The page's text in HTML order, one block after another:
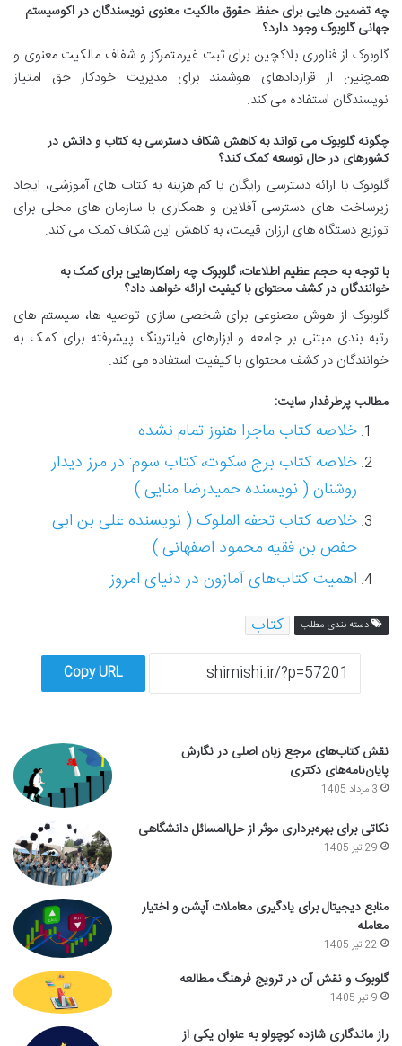
چه تضمین هایی برای حفظ حقوق مالکیت معنوی نویسندگان در اکوسیستم
جهانی گلوبوک وجود دارد؟
گلوبوک از فناوری بلاکچین برای ثبت غیرمتمرکز و شفاف مالکیت معنوی و
همچنین از قراردادهای هوشمند برای مدیریت خودکار حق امتیاز
نویسندگان استفاده می کند.
چگونه گلوبوک می تواند به کاهش شکاف دسترسی به کتاب و دانش در
کشورهای در حال توسعه کمک کند؟
گلوبوک با ارائه دسترسی رایگان یا کم هزینه به کتاب های آموزشی، ایجاد
زیرساخت های دسترسی آفلاین و همکاری با سازمان های محلی برای
توزیع دستگاه های ارزان قیمت، به کاهش این شکاف کمک می کند.
با توجه به حجم عظیم اطلاعات، گلوبوک چه راهکارهایی برای کمک به
خوانندگان در کشف محتوای با کیفیت ارائه خواهد داد؟
گلوبوک از هوش مصنوعی برای شخصی سازی توصیه ها، سیستم های
رتبه بندی مبتنی بر جامعه و ابزارهای فیلترینگ پیشرفته برای کمک به
خوانندگان در کشف محتوای با کیفیت استفاده می کند.
مطالب پرطرفدار سایت:
خلاصه کتاب ماجرا هنوز تمام نشده
خلاصه کتاب برج سکوت، کتاب سوم: در مرز دیدار
روشنان ( نویسنده حمیدرضا منایی )
خلاصه کتاب تحفه الملوک ( نویسنده علی بن ابی
حفص بن فقیه محمود اصفهانی )
اهمیت کتاب‌های آمازون در دنیای امروز
دسته بندی مطلب کتاب
Copy URL
نقش کتاب‌های مرجع زبان اصلی در نگارش
پایان‌نامه‌های دکتری
3 مرداد 1405
نکاتی برای بهره‌برداری موثر از حل‌المسائل دانشگاهی
29 تیر 1405
منابع دیجیتال برای یادگیری معاملات آپشن و اختیار
معامله
22 تیر 1405
گلوبوک و نقش آن در ترویج فرهنگ مطالعه
9 تیر 1405
راز ماندگاری شازده کوچولو به عنوان یکی از